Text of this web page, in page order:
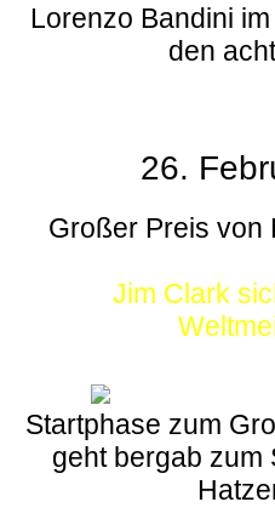
Lorenzo Bandini
den
26.
Großer Preis von
Jim Clark
Startphase zum
geht bergab zum